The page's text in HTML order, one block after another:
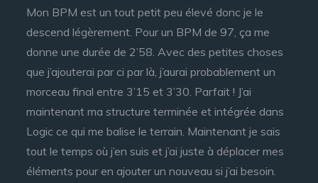
Mon BPM est un tout petit peu élevé donc je le
descend légèrement. Pour un BPM de 97, ça me
donne une durée de 2’58. Avec des petites choses
que j’ajouterai par ci par là, j’aurai probablement un
morceau final entre 3’15 et 3’30. Parfait ! J’ai
maintenant ma structure terminée et intégrée dans
Logic ce qui me balise le terrain. Maintenant je sais
tout le temps où j’en suis et j’ai juste à déplacer mes
éléments pour en ajouter un nouveau si j’ai besoin.